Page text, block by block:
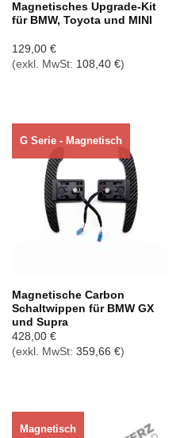
Magnetisches Upgrade-Kit
für BMW, Toyota und MINI
129,00 €
(exkl. MwSt: 108,40 €)
G Serie - Magnetisch
Magnetische Carbon
Schaltwippen für BMW GX
und Supra
428,00 €
(exkl. MwSt: 359,66 €)
Magnetisch